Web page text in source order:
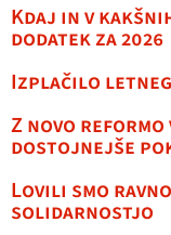
Kdaj in v
dodatek za 2026
Izplačilo
Z novo
dostojnejše
Lovili smo
solidarnostjo